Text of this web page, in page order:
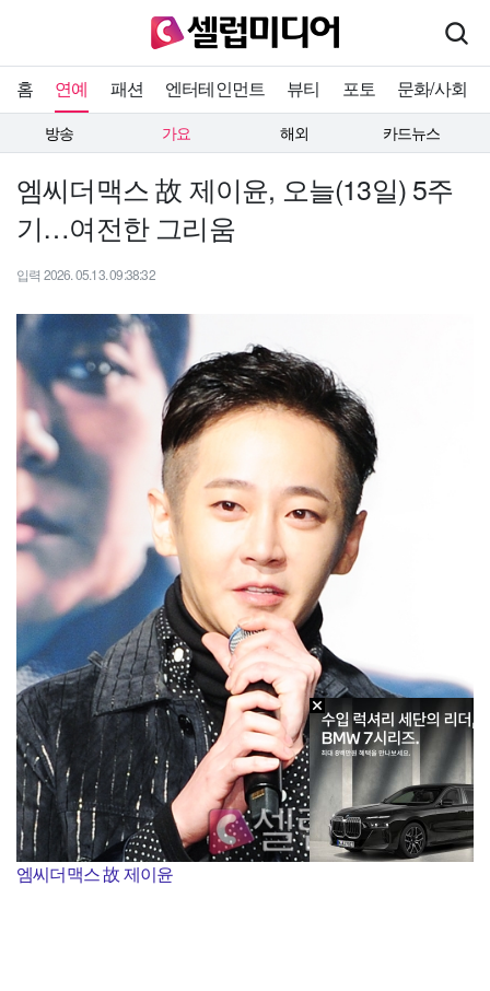
홈 연예 패션 엔터테인먼트 뷰티 포토 문화/사회
방송 가요 해외 카드뉴스
엠씨더맥스 故 제이윤, 오늘(13일) 5주
기…여전한 그리움
입력 2026. 05.13. 09:38:32
엠씨더맥스 故 제이윤